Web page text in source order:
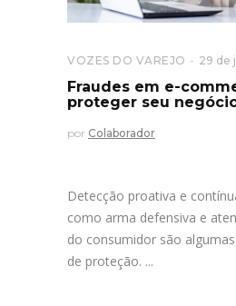
VOZES DO VAREJO 29 de
Fraudes em e-
proteger seu
por Colaborador
Detecção proativa e
como arma defensiva e
do consumidor são
de proteção.